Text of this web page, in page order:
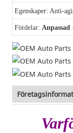
Egenskaper: Anti-
Fördelar: Anpassad